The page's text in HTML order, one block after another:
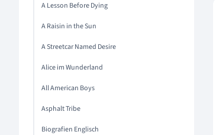
A Lesson Before Dying
A Raisin in the Sun
A Streetcar Named Desire
Alice im Wunderland
All American Boys
Asphalt Tribe
Biografien Englisch